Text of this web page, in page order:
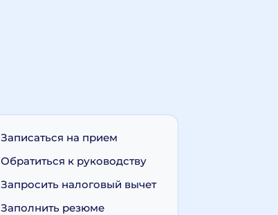
Записаться на прием
Обратиться к руководству
Запросить налоговый вычет
Заполнить резюме